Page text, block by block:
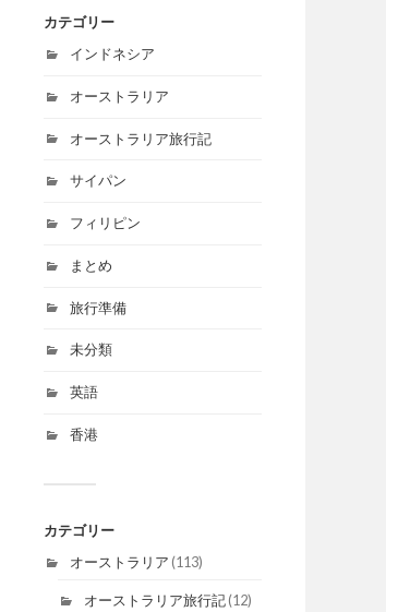
カテゴリー
インドネシア
オーストラリア
オーストラリア旅行記
サイパン
フィリピン
まとめ
旅行準備
未分類
英語
香港
カテゴリー
オーストラリア (113)
オーストラリア旅行記(12)